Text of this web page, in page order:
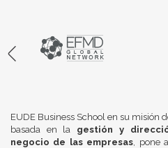
EUDE Business School en su misión
basada en la gestión y
negocio de las empresas , pone